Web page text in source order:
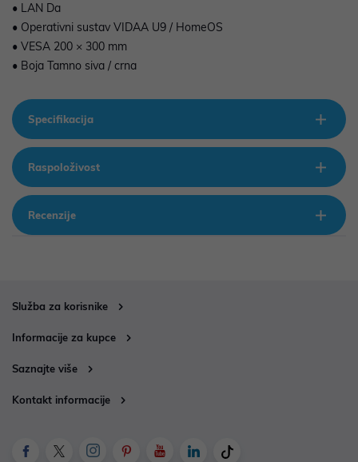
• LAN Da
• Operativni sustav VIDAA U9 / HomeOS
• VESA 200 × 300 mm
• Boja Tamno siva / crna
Specifikacija
Raspoloživost
Recenzije
Služba za korisnike
Informacije za kupce
Saznajte više
Kontakt informacije